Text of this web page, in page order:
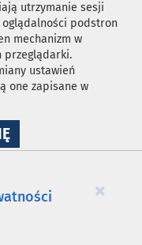
utrzymanie sesji
podstron
mechanizm w
przeglądarki.
ustawień
one zapisane w
NA
WYKORZYSTANIE
×